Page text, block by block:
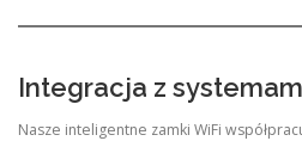
Integracja z
Nasze inteligentne zamki WiFi